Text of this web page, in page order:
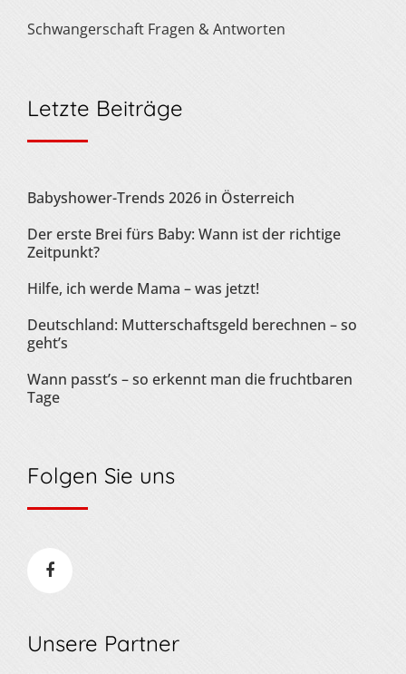
Schwangerschaft Fragen & Antworten
Letzte Beiträge
Babyshower-Trends 2026 in Österreich
Der erste Brei fürs Baby: Wann ist der richtige
Zeitpunkt?
Hilfe, ich werde Mama – was jetzt!
Deutschland: Mutterschaftsgeld berechnen – so
geht’s
Wann passt’s – so erkennt man die fruchtbaren
Tage
Folgen Sie uns
Unsere Partner